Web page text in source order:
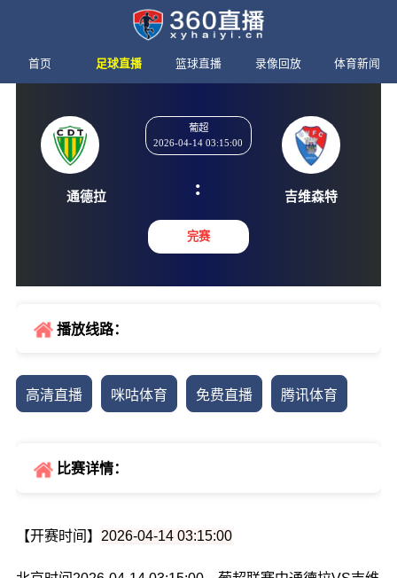
首页 足球直播 篮球直播 录像回放 体育新闻
葡超
2026-04-14 03:15:00
:
完赛
播放线路：
高清直播 咪咕体育 免费直播 腾讯体育
比赛详情：
【开赛时间】 2026-04-14 03:15:00